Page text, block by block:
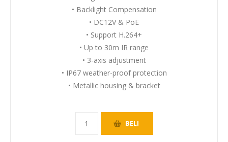
• Backlight Compensation
• DC12V & PoE
• Support H.264+
• Up to 30m IR range
• 3-axis adjustment
• IP67 weather-proof protection
• Metallic housing & bracket